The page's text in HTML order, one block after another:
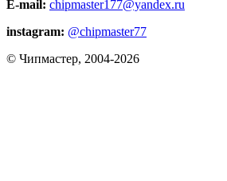
E-mail: chipmaster177@yandex.ru
instagram: @chipmaster77
© Чипмастер, 2004-2026